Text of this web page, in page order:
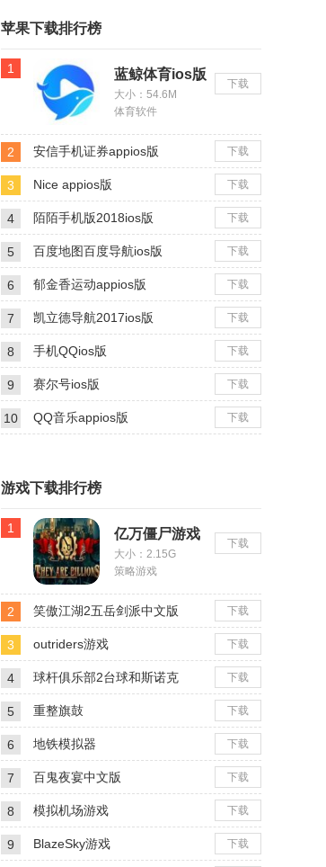
苹果下载排行榜
1 蓝鲸体育ios版
大小：54.6M
体育软件
下载
2 安信手机证券appios版 下载
3 Nice appios版 下载
4 陌陌手机版2018ios版 下载
5 百度地图百度导航ios版 下载
6 郁金香运动appios版 下载
7 凯立德导航2017ios版 下载
8 手机QQios版 下载
9 赛尔号ios版 下载
10 QQ音乐appios版 下载
游戏下载排行榜
1 亿万僵尸游戏
大小：2.15G
策略游戏
下载
2 笑傲江湖2五岳剑派中文版 下载
3 outriders游戏 下载
4 球杆俱乐部2台球和斯诺克 下载
5 重整旗鼓 下载
6 地铁模拟器 下载
7 百鬼夜宴中文版 下载
8 模拟机场游戏 下载
9 BlazeSky游戏 下载